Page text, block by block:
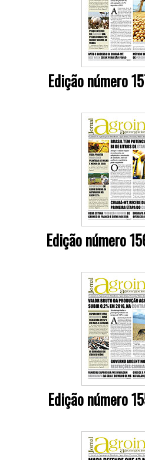
Edição número
Edição número
Edição número